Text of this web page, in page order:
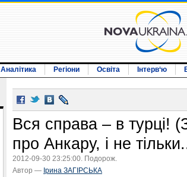
Аналітика Регіони Освіта Інтерв‘ю
Вся справа – в турці!
про Анкару, і не
2012-09-30 23:25:00. Подорож.
Автор — Ірина ЗАГІРСЬКА